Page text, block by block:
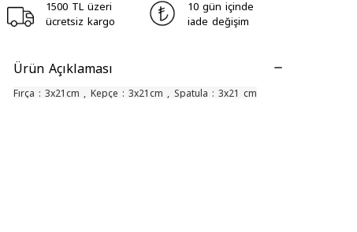
1500 TL üzeri
ücretsiz kargo
10 gün içinde
iade değişim
Ürün Açıklaması
Fırça : 3x21cm , Kepçe : 3x21cm , Spatula : 3x21 cm